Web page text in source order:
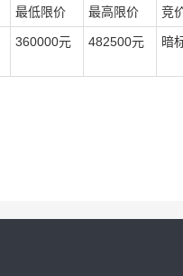
最低限价 最高限价 竞
360000元 482500元 暗